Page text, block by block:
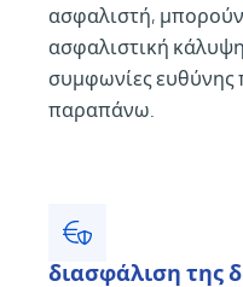
ασφαλιστή,
ασφαλιστική
συμφωνίες ευθύνης
παραπάνω.
διασφάλιση της